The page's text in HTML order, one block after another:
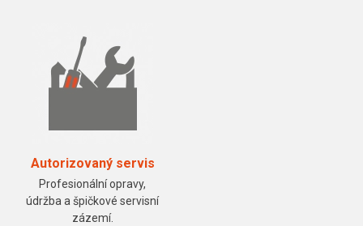
Autorizovaný servis
Profesionální opravy,
údržba a špičkové servisní
zázemí.